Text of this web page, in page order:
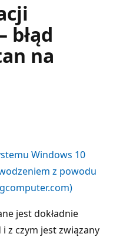
błąd
na
Windows 10
z powodu
jest dokładnie
z czym jest związany